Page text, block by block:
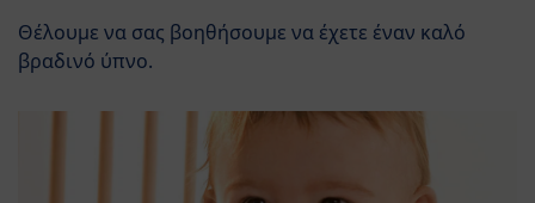
Θέλουμε να σας βοηθήσουμε να έχετε έναν καλό
βραδινό ύπνο.